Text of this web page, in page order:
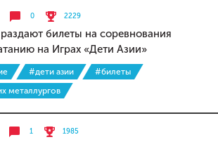
0 2229
билеты на соревнования
на Играх «Дети Азии»
#дети азии
#билеты
металлургов
1 1985